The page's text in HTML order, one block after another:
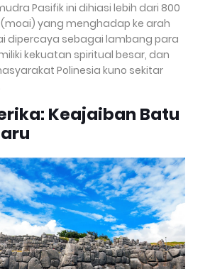
Pasifik ini dihiasi lebih dari 800
yang menghadap ke arah
dipercaya sebagai lambang para
kekuatan spiritual besar, dan
Polinesia kuno sekitar
Keajaiban Batu